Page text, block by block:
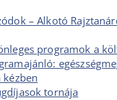
– Alkotó
programok a
kézben
tornája